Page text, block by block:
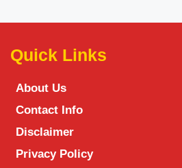
Quick Links
About Us
Contact Info
Disclaimer
Privacy Policy